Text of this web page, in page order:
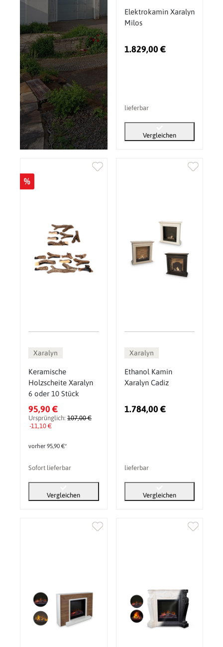
Elektrokamin Xaralyn
Milos
1.829,00 €
lieferbar
Vergleichen
%
Xaralyn
Keramische
Holzscheite Xaralyn
6 oder 10 Stück
95,90 €
Ursprünglich: 107,00 €
-11,10 €
vorher 95,90 €*
Sofort lieferbar
Vergleichen
Xaralyn
Ethanol Kamin
Xaralyn Cadiz
1.784,00 €
lieferbar
Vergleichen